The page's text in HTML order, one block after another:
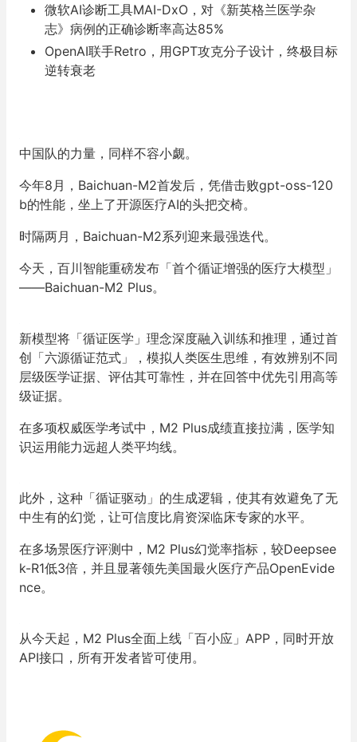
微软AI诊断工具MAI-DxO，对《新英格兰医学杂
志》病例的正确诊断率高达85%
OpenAI联手Retro，用GPT攻克分子设计，终极目标
逆转衰老
中国队的力量，同样不容小觑。
今年8月，Baichuan-M2首发后，凭借击败gpt-oss-120
b的性能，坐上了开源医疗AI的头把交椅。
时隔两月，Baichuan-M2系列迎来最强迭代。
今天，百川智能重磅发布 「首个循证增强的医疗大模型」
——Baichuan-M2 Plus。
新模型将「循证医学」理念深度融入训练和推理，通过首
创「六源循证范式」，模拟人类医生思维，有效辨别不同
层级医学证据、评估其可靠性，并在回答中优先引用高等
级证据。
在多项权威医学考试中，M2 Plus成绩直接拉满，医学知
识运用能力远超人类平均线。
此外，这种「循证驱动」的生成逻辑，使其有效避免了无
中生有的幻觉，让可信度比肩资深临床专家的水平。
在多场景医疗评测中， M2 Plus幻觉率指标，较Deepsee
k-R1低3倍 ，并且显著领先美国最火医疗产品OpenEvide
nce。
从今天起，M2 Plus全面上线「百小应」APP，同时开放
API接口，所有开发者皆可使用。